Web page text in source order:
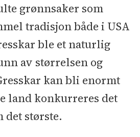
grønnsaker som
tradisjon både i USA
ble et naturlig
av størrelsen og
kan bli enormt
land konkurreres det
det største.